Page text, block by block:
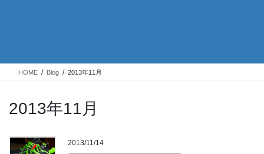
HOME Blog 2013年11月
2013年11月
2013/11/14